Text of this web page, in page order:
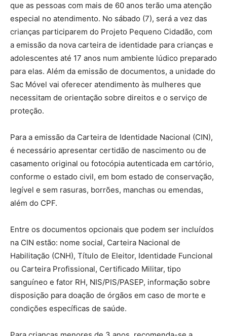
que as pessoas com mais de 60 anos terão uma atenção
especial no atendimento. No sábado (7), será a vez das
crianças participarem do Projeto Pequeno Cidadão, com
a emissão da nova carteira de identidade para crianças e
adolescentes até 17 anos num ambiente lúdico preparado
para elas. Além da emissão de documentos, a unidade do
Sac Móvel vai oferecer atendimento às mulheres que
necessitam de orientação sobre direitos e o serviço de
proteção.
Para a emissão da Carteira de Identidade Nacional (CIN),
é necessário apresentar certidão de nascimento ou de
casamento original ou fotocópia autenticada em cartório,
conforme o estado civil, em bom estado de conservação,
legível e sem rasuras, borrões, manchas ou emendas,
além do CPF.
Entre os documentos opcionais que podem ser incluídos
na CIN estão: nome social, Carteira Nacional de
Habilitação (CNH), Título de Eleitor, Identidade Funcional
ou Carteira Profissional, Certificado Militar, tipo
sanguíneo e fator RH, NIS/PIS/PASEP, informação sobre
disposição para doação de órgãos em caso de morte e
condições específicas de saúde.